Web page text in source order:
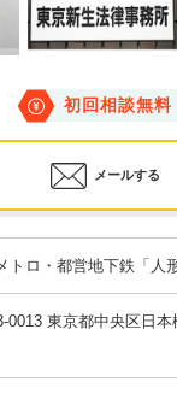
初回相談無料
メールする
トロ・都営地下鉄「人
0013 東京都中央区日